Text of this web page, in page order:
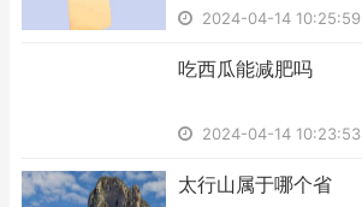
2024-04-14 10:25:59
​吃西瓜能减肥吗
2024-04-14 10:23:53
​太行山属于哪个省